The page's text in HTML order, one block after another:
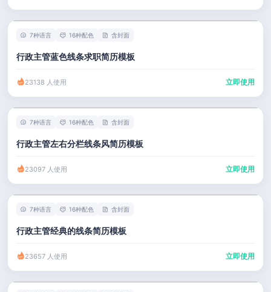
7种语言 16种配色 含封面
行政主管蓝色线条求职简历模板
23138 人使用 立即使用
7种语言 16种配色 含封面
行政主管左右分栏线条风简历模板
23097 人使用 立即使用
7种语言 16种配色 含封面
行政主管经典的线条简历模板
23657 人使用 立即使用